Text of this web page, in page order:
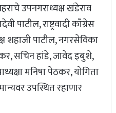
उपनगराध्यक्ष खंडेराव
पाटील, राष्ट्रवादी काँग्रेस
शहाजी पाटील, नगरसेविका
सचिन हांडे, जावेद इबुशे,
मनिषा पेठकर, योगिता
उपस्थित रहाणार